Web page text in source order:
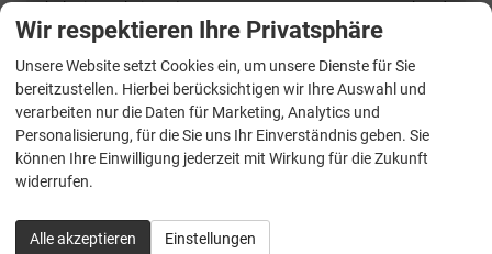
Schaltwippen bei DSG)
vorhanden
8 Zoll Active Info Display
Climatronic-Klimaanlage mit 2-Zonen-Regelung
vorhanden
Dachhimmel
vorhanden
Dekorelemente an den Türverkleidungen - Anodized Cross
vorhanden
Dekorelemente im Armaturenbrett - Unique Chrome
Innenspiegel automatisch abblendend
Wir respektieren Ihre Privatsphäre
Unsere Website setzt Cookies ein, um unsere Dienste für Sie
bereitzustellen. Hierbei berücksichtigen wir Ihre Auswahl und
verarbeiten nur die Daten für Marketing, Analytics und
Personalisierung, für die Sie uns Ihr Einverständnis geben. Sie
können Ihre Einwilligung jederzeit mit Wirkung für die Zukunft
widerrufen.
Alle akzeptieren Einstellungen